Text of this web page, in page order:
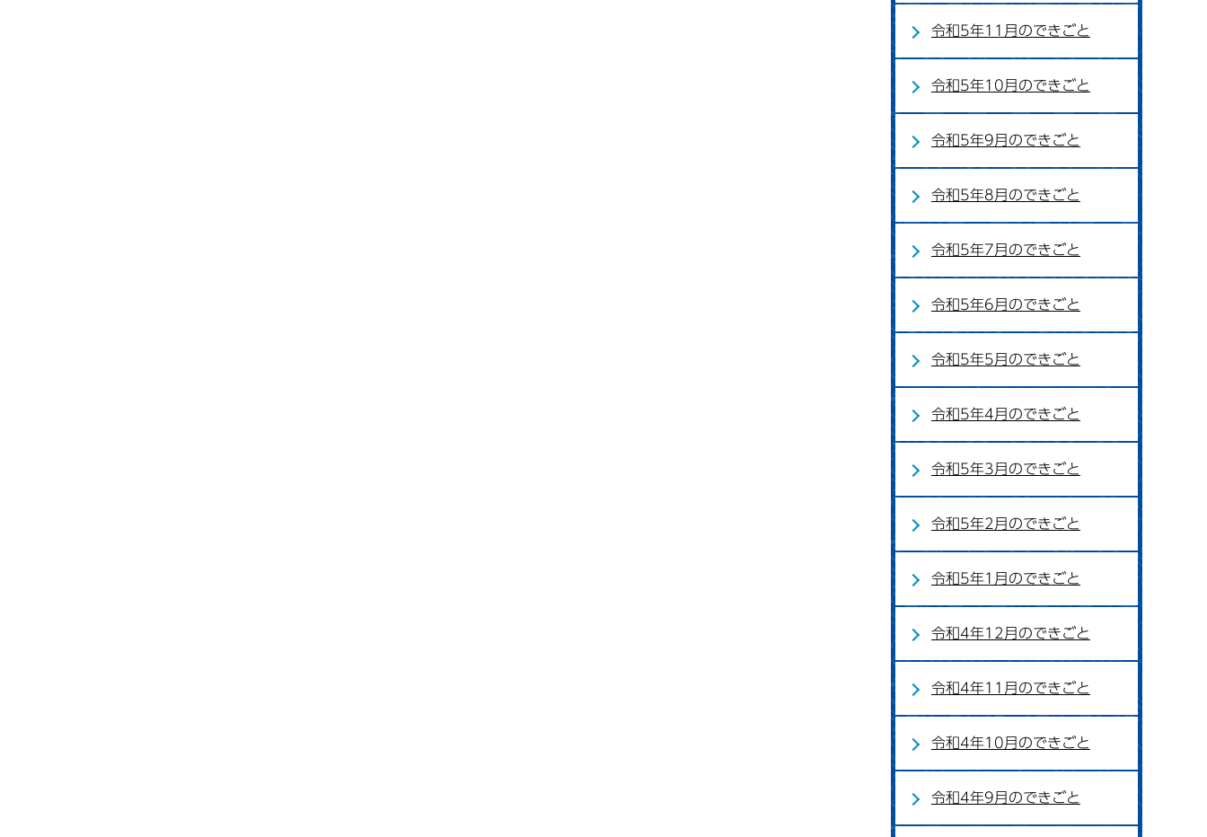
令和5年11月のできごと
令和5年10月のできごと
令和5年9月のできごと
令和5年8月のできごと
令和5年7月のできごと
令和5年6月のできごと
令和5年5月のできごと
令和5年4月のできごと
令和5年3月のできごと
令和5年2月のできごと
令和5年1月のできごと
令和4年12月のできごと
令和4年11月のできごと
令和4年10月のできごと
令和4年9月のできごと